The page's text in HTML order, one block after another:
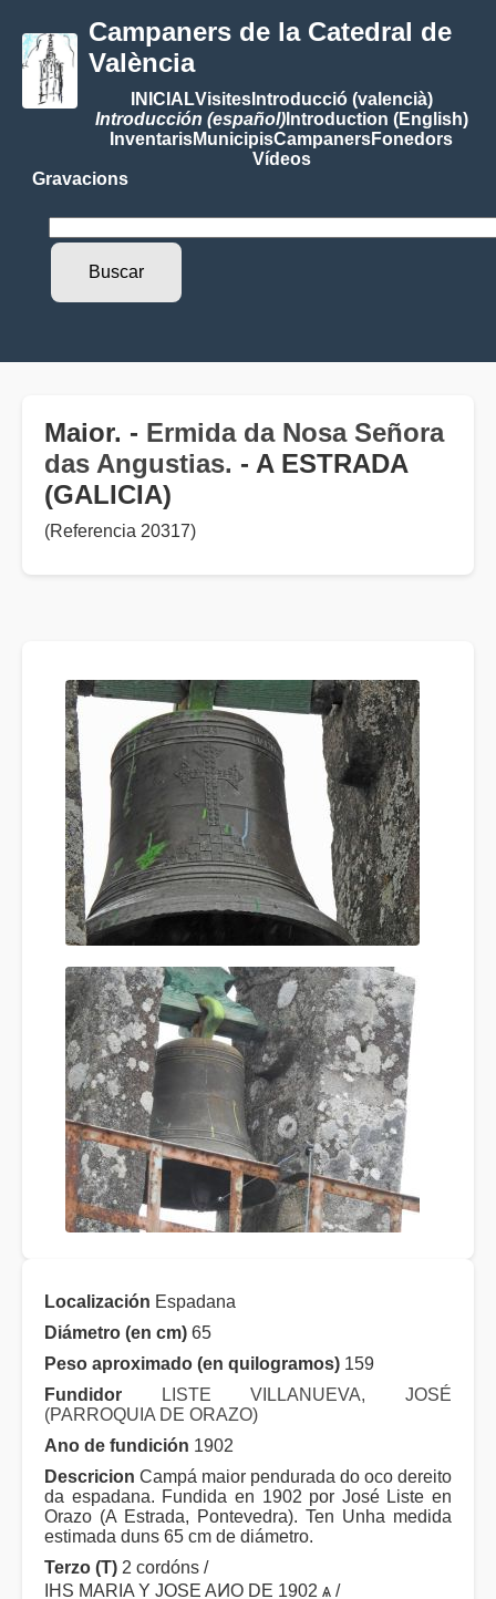
Campaners de la Catedral de
València
INICIALVisitesIntroducció (valencià)
Introducción (español)Introduction (English)
InventarisMunicipisCampanersFonedors
Vídeos
Gravacions
Maior. - Ermida da Nosa Señora
das Angustias. - A ESTRADA
(GALICIA)
(Referencia 20317)
Localización Espadana
Diámetro (en cm) 65
Peso aproximado (en quilogramos) 159
Fundidor
LISTE VILLANUEVA, JOSÉ
(PARROQUIA DE ORAZO)
Ano de fundición 1902
Descricion Campá maior pendurada do oco dereito
da espadana. Fundida en 1902 por José Liste en
Orazo (A Estrada, Pontevedra). Ten Unha medida
estimada duns 65 cm de diámetro.
Terzo (T) 2 cordóns /
IHS MARIA Y JOSE AͶO DE 1902 ѧ /